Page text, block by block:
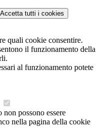
Accetta tutti i cookies
quali cookie consentire.
il funzionamento della
al funzionamento potete
possono essere
nella pagina della cookie